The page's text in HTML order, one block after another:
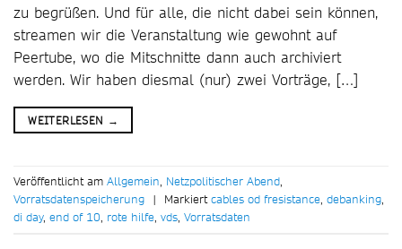
zu begrüßen. Und für alle, die nicht dabei sein können,
streamen wir die Veranstaltung wie gewohnt auf
Peertube, wo die Mitschnitte dann auch archiviert
werden. Wir haben diesmal (nur) zwei Vorträge, […]
WEITERLESEN →
Veröffentlicht am Allgemein, Netzpolitischer Abend,
Vorratsdatenspeicherung | Markiertcables od fresistance, debanking,
di day, end of 10, rote hilfe, vds, Vorratsdaten